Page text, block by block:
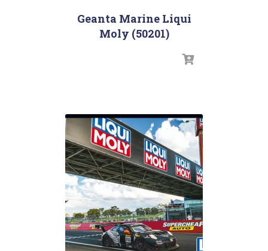
Geanta Marine Liqui
Moly (50201)